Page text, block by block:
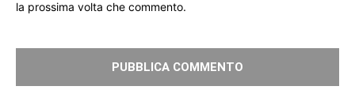
la prossima volta che commento.